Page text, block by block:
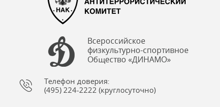
Всероссийское
физкультурно-спортивное
Общество «ДИНАМО»
Телефон доверия:
(495) 224-2222 (круглосуточно)